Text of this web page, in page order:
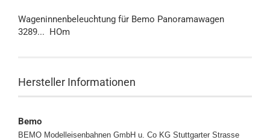
Wageninnenbeleuchtung für Bemo Panoramawagen
3289... HOm
Hersteller Informationen
Bemo
BEMO Modelleisenbahnen GmbH u. Co KG Stuttgarter Strasse